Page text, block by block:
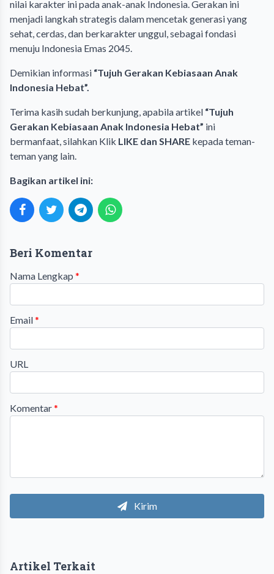
nilai karakter ini pada anak-anak Indonesia. Gerakan ini
menjadi langkah strategis dalam mencetak generasi yang
sehat, cerdas, dan berkarakter unggul, sebagai fondasi
menuju Indonesia Emas 2045.
Demikian informasi “Tujuh Gerakan Kebiasaan Anak
Indonesia Hebat”.
Terima kasih sudah berkunjung, apabila artikel “Tujuh
Gerakan Kebiasaan Anak Indonesia Hebat” ini
bermanfaat, silahkan Klik LIKE dan SHARE kepada teman-
teman yang lain.
Bagikan artikel ini:
Beri Komentar
Nama Lengkap *
Email*
URL
Komentar*
Kirim
Artikel Terkait